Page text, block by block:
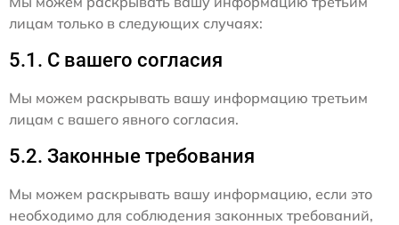
лицам только в следующих случаях:
5.1. С вашего согласия
Мы можем раскрывать вашу информацию третьим
лицам с вашего явного согласия.
5.2. Законные требования
Мы можем раскрывать вашу информацию, если это
необходимо для соблюдения законных требований,